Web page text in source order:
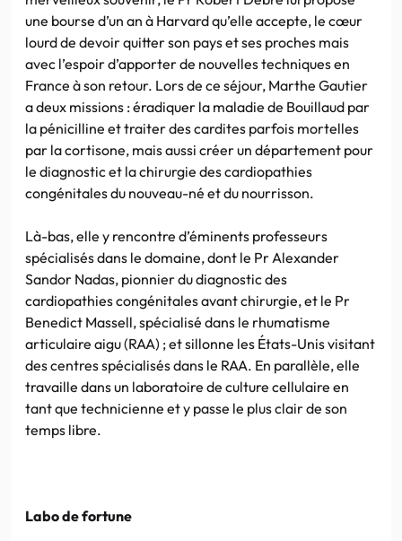
une bourse d’un an à Harvard qu’elle accepte, le cœur
lourd de devoir quitter son pays et ses proches mais
avec l’espoir d’apporter de nouvelles techniques en
France à son retour. Lors de ce séjour, Marthe Gautier
a deux missions : éradiquer la maladie de Bouillaud par
la pénicilline et traiter des cardites parfois mortelles
par la cortisone, mais aussi créer un département pour
le diagnostic et la chirurgie des cardiopathies
congénitales du nouveau-né et du nourrisson.
Là-bas, elle y rencontre d’éminents professeurs
spécialisés dans le domaine, dont le Pr Alexander
Sandor Nadas, pionnier du diagnostic des
cardiopathies congénitales avant chirurgie, et le Pr
Benedict Massell, spécialisé dans le rhumatisme
articulaire aigu (RAA) ; et sillonne les États-Unis visitant
des centres spécialisés dans le RAA. En parallèle, elle
travaille dans un laboratoire de culture cellulaire en
tant que technicienne et y passe le plus clair de son
temps libre.
Labo de fortune